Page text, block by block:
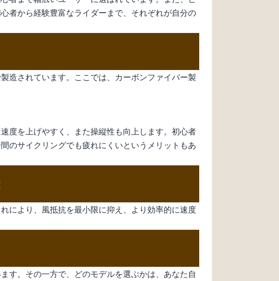
者から経験豊富なライダーまで、それぞれが自分の
造されています。ここでは、カーボンファイバー製
度を上げやすく、また操縦性も向上します。初心者
のサイクリングでも疲れにくいというメリットもあ
により、風抵抗を最小限に抑え、より効率的に速度
す。その一方で、どのモデルを選ぶかは、あなた自